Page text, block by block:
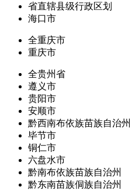
省直辖县级行政区划
海口市
全重庆市
重庆市
全贵州省
遵义市
贵阳市
安顺市
黔西南布依族苗族自治州
毕节市
铜仁市
六盘水市
黔南布依族苗族自治州
黔东南苗族侗族自治州